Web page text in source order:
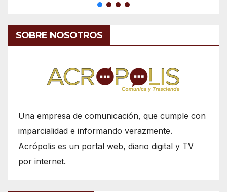
SOBRE NOSOTROS
Una empresa de comunicación, que cumple con
imparcialidad e informando verazmente.
Acrópolis es un portal web, diario digital y TV
por internet.